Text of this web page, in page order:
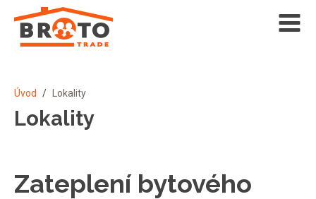
Úvod / Lokality
Lokality
Zateplení bytového